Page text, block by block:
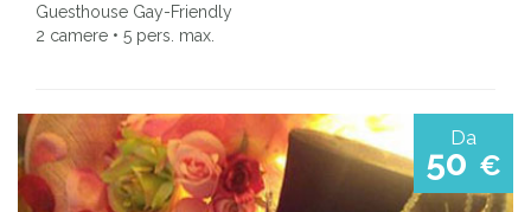
Guesthouse Gay-Friendly
2 camere • 5 pers. max.
Da
50 €